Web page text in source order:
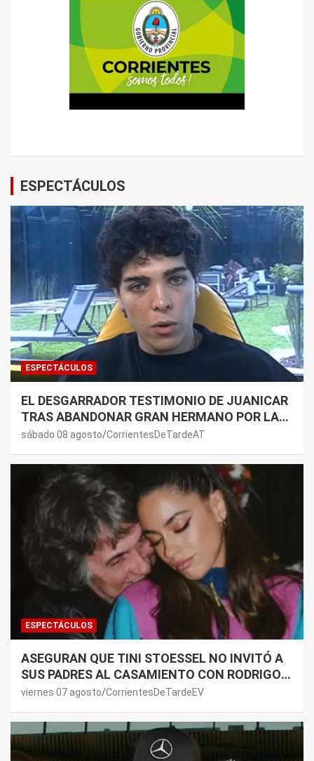
ESPECTÁCULOS
ESPECTÁCULOS
EL DESGARRADOR TESTIMONIO DE JUANICAR
TRAS ABANDONAR GRAN HERMANO POR LA
SALUD DE SU MAMÁ.
sábado 08 agosto CorrientesDeTardeAT
ESPECTÁCULOS
ASEGURAN QUE TINI STOESSEL NO INVITÓ A
SUS PADRES AL CASAMIENTO CON RODRIGO
DE PAUL: LOS MOTIVOS
viernes 07 agosto CorrientesDeTardeEV